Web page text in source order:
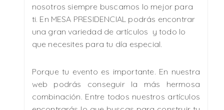
nosotros siempre buscamos lo mejor para
ti. En MESA PRESIDENCIAL podrás encontrar
una gran variedad de artículos y todo lo
que necesites para tu día especial.
Porque tu evento es importante. En nuestra
web podrás conseguir la más hermosa
combinación. Entre todos nuestros artículos